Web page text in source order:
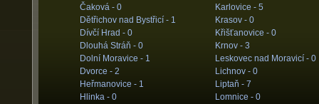
Čaková - 0
Dětřichov nad Bystřicí - 1
Dívčí Hrad - 0
Dlouhá Stráň - 0
Dolní Moravice - 1
Dvorce - 2
Heřmanovice - 1
Hlinka - 0
Karlovice - 5
Krasov - 0
Křišťanovice - 0
Krnov - 3
Leskovec nad Moravicí - 0
Lichnov - 0
Liptaň - 7
Lomnice - 0